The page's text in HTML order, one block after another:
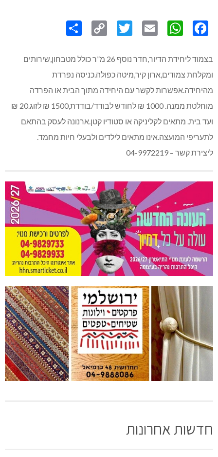
Link
בצמוד ליחידת הדיור,חדר נוסף 26 מ”ר כולל מטבחון,שירותים
ומקלחת צמודים,ארון קיר,מיטה כפולה.כניסה נפרדת
מהיחידה.אפשרות לקשר עם היחידה מתוך הבית או הפרדה
מוחלטת ממנה. 1000 ₪ לחודש לבודד/בודדת,1500 ₪ לזוג.20 ₪
ועד בית. מתאים לקליניקה או סטודיו קטן.ארנונה לעסק בהתאם
לתעריפי המועצה.אינו מתאים לילדים ולבעלי חיות מחמד.
ליצירת קשר – 04-9972219
חדשות אחרונות